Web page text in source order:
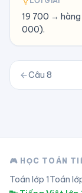
19 700 →
000).
Câu 8
🎮 HỌC TOÁN
Toán lớp 1Toán